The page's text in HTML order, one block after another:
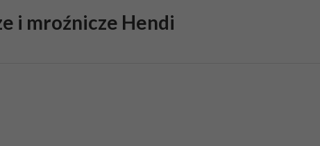
i mroźnicze Hendi